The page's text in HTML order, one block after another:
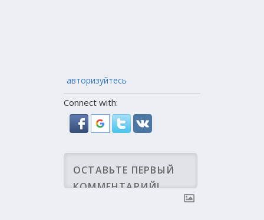
авторизуйтесь
Connect with: